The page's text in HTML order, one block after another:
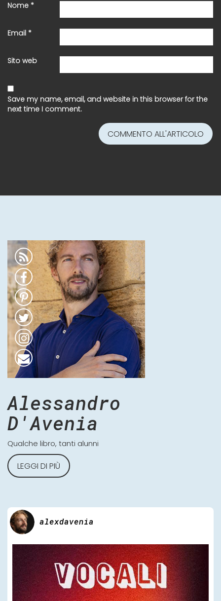
Nome *
Email *
Sito web
Save my name, email, and website in this browser for the
next time I comment.
Alessandro
D'Avenia
Qualche libro, tanti alunni
LEGGI DI PIÙ
alexdavenia